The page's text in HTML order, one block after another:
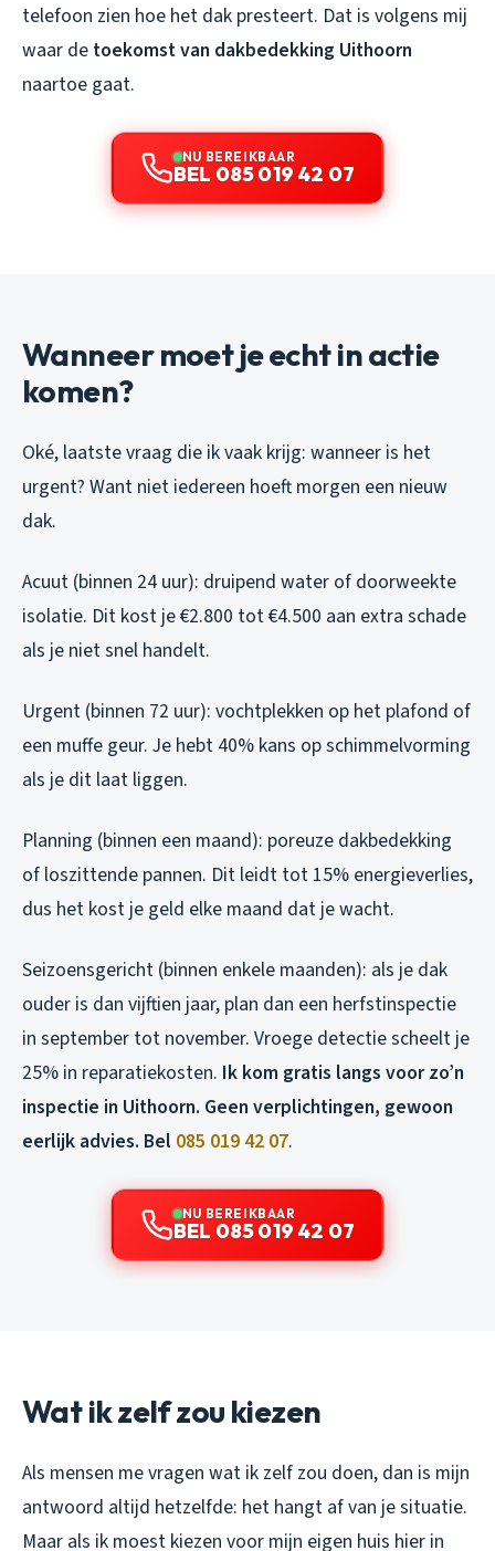
telefoon zien hoe het dak presteert. Dat is volgens mij
waar de toekomst van dakbedekking Uithoorn
naartoe gaat.
NU BEREIKBAAR
BEL 085 019 42 07
Wanneer moet je echt in actie
komen?
Oké, laatste vraag die ik vaak krijg: wanneer is het
urgent? Want niet iedereen hoeft morgen een nieuw
dak.
Acuut (binnen 24 uur): druipend water of doorweekte
isolatie. Dit kost je €2.800 tot €4.500 aan extra schade
als je niet snel handelt.
Urgent (binnen 72 uur): vochtplekken op het plafond of
een muffe geur. Je hebt 40% kans op schimmelvorming
als je dit laat liggen.
Planning (binnen een maand): poreuze dakbedekking
of loszittende pannen. Dit leidt tot 15% energieverlies,
dus het kost je geld elke maand dat je wacht.
Seizoensgericht (binnen enkele maanden): als je dak
ouder is dan vijftien jaar, plan dan een herfstinspectie
in september tot november. Vroege detectie scheelt je
25% in reparatiekosten. Ik kom gratis langs voor zo’n
inspectie in Uithoorn. Geen verplichtingen, gewoon
eerlijk advies. Bel 085 019 42 07.
NU BEREIKBAAR
BEL 085 019 42 07
Wat ik zelf zou kiezen
Als mensen me vragen wat ik zelf zou doen, dan is mijn
antwoord altijd hetzelfde: het hangt af van je situatie.
Maar als ik moest kiezen voor mijn eigen huis hier in